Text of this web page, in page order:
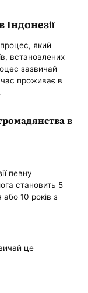
який
встановлених
зазвичай
проживає в
в
певну
становить 5
10 років з
це